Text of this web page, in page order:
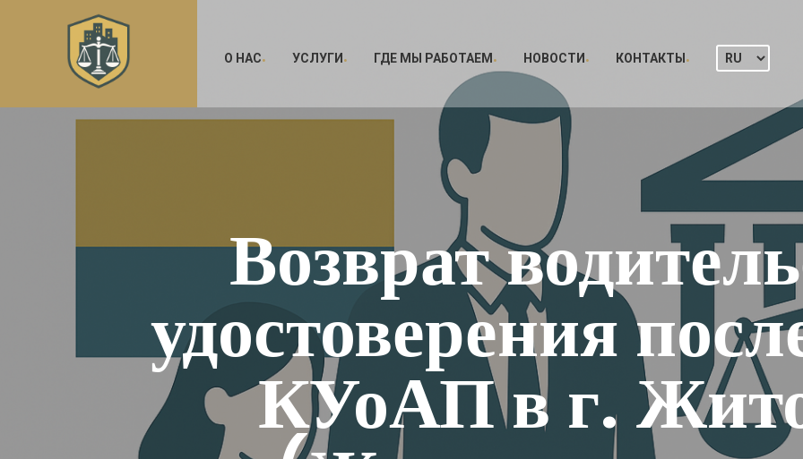
О НАС УСЛУГИ ГДЕ МЫ РАБОТАЕМ НОВОСТИ КОНТАКТЫ
Возврат
удостоверения
КУоАП в г.